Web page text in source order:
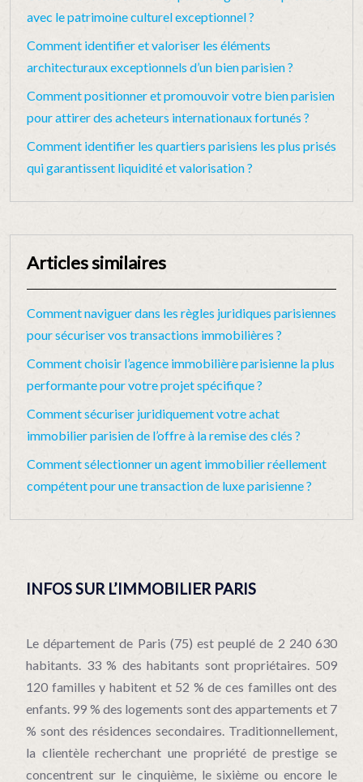
avec le patrimoine culturel exceptionnel ?
Comment identifier et valoriser les éléments
architecturaux exceptionnels d’un bien parisien ?
Comment positionner et promouvoir votre bien parisien
pour attirer des acheteurs internationaux fortunés ?
Comment identifier les quartiers parisiens les plus prisés
qui garantissent liquidité et valorisation ?
Articles similaires
Comment naviguer dans les règles juridiques parisiennes
pour sécuriser vos transactions immobilières ?
Comment choisir l’agence immobilière parisienne la plus
performante pour votre projet spécifique ?
Comment sécuriser juridiquement votre achat
immobilier parisien de l’offre à la remise des clés ?
Comment sélectionner un agent immobilier réellement
compétent pour une transaction de luxe parisienne ?
INFOS SUR L’IMMOBILIER PARIS
Le département de Paris (75) est peuplé de 2 240 630
habitants. 33 % des habitants sont propriétaires. 509
120 familles y habitent et 52 % de ces familles ont des
enfants. 99 % des logements sont des appartements et 7
% sont des résidences secondaires. Traditionnellement,
la clientèle recherchant une propriété de prestige se
concentrent sur le cinquième, le sixième ou encore le